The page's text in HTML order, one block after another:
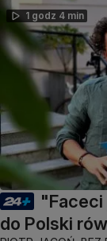
1 godz 4 min
"Faceci
do Polski